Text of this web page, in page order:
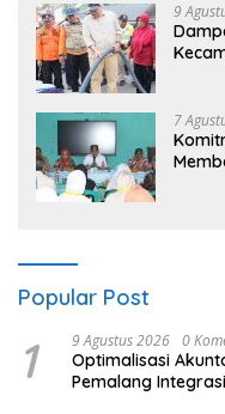
9
7
Popular Post
1 9 Agustus 2026 0
​Optimalisasi
Pemalang